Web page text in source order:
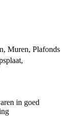
, Muren, Plafonds
,
in goed